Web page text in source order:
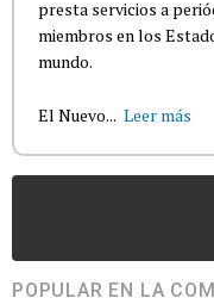
presta servicios a
miembros en los
mundo.
El Nuevo... Leer más
POPULAR EN LA